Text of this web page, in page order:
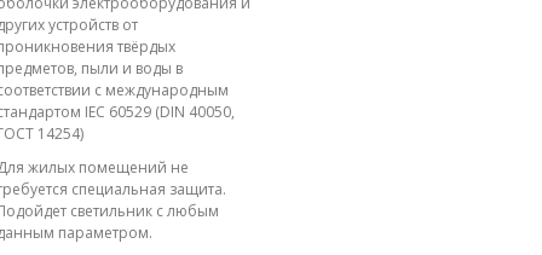
устройств от
твёрдых
пыли и воды в
с международным
IEC 60529 (DIN 40050,
14254)
жилых помещений не
специальная защита.
светильник с любым
параметром.